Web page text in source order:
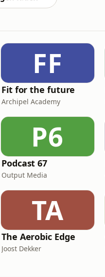
FF
Fit for the future
Archipel Academy
P6
Podcast 67
Output Media
TA
The Aerobic Edge
Joost Dekker